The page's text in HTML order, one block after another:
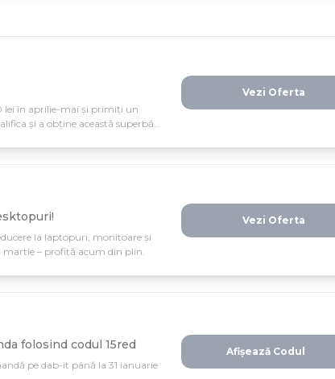
în aprilie-mai și primiți un
și a obține această superbă
Vezi Oferta
la laptopuri, monitoare și
martie – profită acum din plin.
Vezi Oferta
folosind codul 15red
pe dab-it până la 31 ianuarie
Afișează Codul